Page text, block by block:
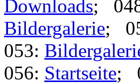
Downloads;
Bildergalerie;
053:
056: Startseite;